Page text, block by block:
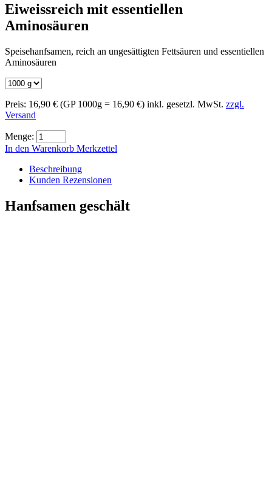
Eiweissreich mit essentiellen
Aminosäuren
Speisehanfsamen, reich an ungesättigten Fettsäuren und essentiellen
Aminosäuren
Preis: 16,90 € (GP 1000g = 16,90 €) inkl. gesetzl. MwSt. zzgl.
Versand
Menge:
In den Warenkorb Merkzettel
Beschreibung
Kunden Rezensionen
Hanfsamen geschält